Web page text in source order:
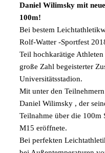
Daniel Wilimsky mit
100m!
Bei bestem
Rolf-Watter -Sportfest
Teil hochkarätige
große Zahl begeisterter
Universitätsstadion.
Mit unter den
Daniel Wilimsky , der
Teilnahme über die 100m
M15 eröffnete.
Bei perfekten